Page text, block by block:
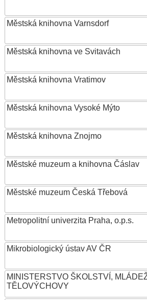
Městská knihovna Varnsdorf
Městská knihovna ve Svitavách
Městská knihovna Vratimov
Městská knihovna Vysoké Mýto
Městská knihovna Znojmo
Městské muzeum a knihovna Čáslav
Městské muzeum Česká Třebová
Metropolitní univerzita Praha, o.p.s.
Mikrobiologický ústav AV ČR
MINISTERSTVO ŠKOLSTVÍ,
TĚLOVÝCHOVY